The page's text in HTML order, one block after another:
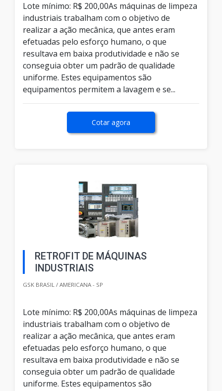
Lote mínimo: R$ 200,00As máquinas de limpeza
industriais trabalham com o objetivo de
realizar a ação mecânica, que antes eram
efetuadas pelo esforço humano, o que
resultava em baixa produtividade e não se
conseguia obter um padrão de qualidade
uniforme. Estes equipamentos são
equipamentos permitem a lavagem e se...
Cotar agora
RETROFIT DE MÁQUINAS
INDUSTRIAIS
GSK BRASIL / AMERICANA - SP
Lote mínimo: R$ 200,00As máquinas de limpeza
industriais trabalham com o objetivo de
realizar a ação mecânica, que antes eram
efetuadas pelo esforço humano, o que
resultava em baixa produtividade e não se
conseguia obter um padrão de qualidade
uniforme. Estes equipamentos são